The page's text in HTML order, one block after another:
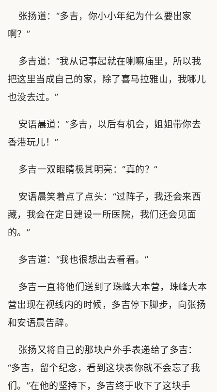
张扬道：“多吉，你小小年纪为什么要出家
啊？”
多吉道：“我从记事起就在喇嘛庙里，所以我
把这里当成自己的家，除了喜马拉雅山，我哪儿
也没去过。”
安语晨道：“多吉，以后有机会，姐姐带你去
香港玩儿！”
多吉一双眼睛极其明亮：“真的？”
安语晨笑着点了点头：“过阵子，我还会来西
藏，我会在定日建设一所医院，我们还会见面
的。”
多吉道：“我也很想出去看看。”
多吉一直将他们送到了珠峰大本营，珠峰大本
营出现在视线内的时候，多吉停下脚步，向张扬
和安语晨告辞。
张扬又将自己的那块户外手表递给了多吉：
“多吉，留个纪念，看到这块表你就不会忘了我
们。”在他的坚持下，多吉终于收下了这块手